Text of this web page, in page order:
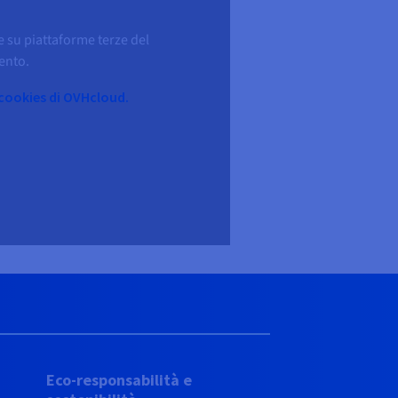
su piattaforme terze del
di OVHcloud.
Eco-responsabilità e